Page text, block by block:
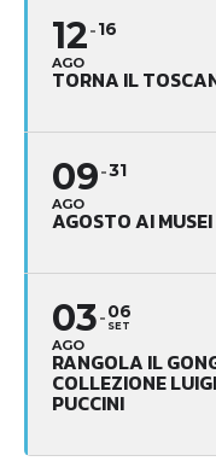
12
AGO
16
TORNA IL
09
AGO
31
AGOSTO AI
03
AGO
06
SET
RANGOLA IL
COLLEZIONE
PUCCINI